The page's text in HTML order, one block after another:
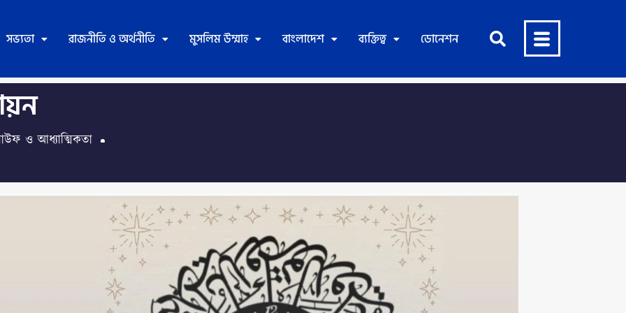
সভ্যতা রাজনীতি ও অর্থনীতি মুসলিম উম্মাহ বাংলাদেশ ব্যক্তিত্ব ডোনেশন
ও আধ্যাত্মিকতা